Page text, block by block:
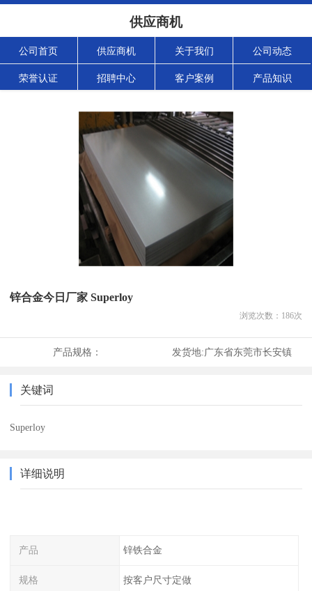
供应商机
公司首页 供应商机 关于我们 公司动态
荣誉认证 招聘中心 客户案例 产品知识
锌合金今日厂家 Superloy
浏览次数： 186次
产品规格： 发货地:广东省东莞市长安镇
关键词
Superloy
详细说明
产品 锌铁合金
规格 按客户尺寸定做